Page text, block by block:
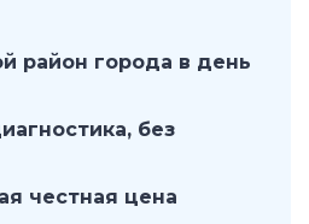
район города в день
без
честная цена